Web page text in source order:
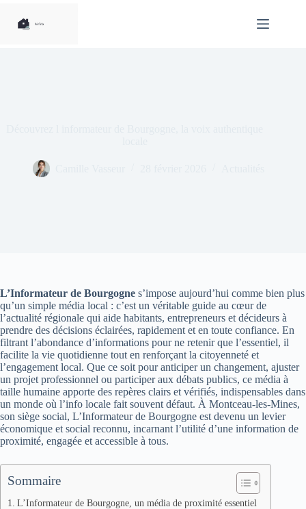
contenu
L’Informateur de Bourgogne s’impose aujourd’hui comme bien plus
qu’un simple média local : c’est un véritable guide au cœur de
l’actualité régionale qui aide habitants, entrepreneurs et décideurs à
prendre des décisions éclairées, rapidement et en toute confiance. En
filtrant l’abondance d’informations pour ne retenir que l’essentiel, il
facilite la vie quotidienne tout en renforçant la citoyenneté et
l’engagement local. Que ce soit pour anticiper un changement, ajuster
un projet professionnel ou participer aux débats publics, ce média à
taille humaine apporte des repères clairs et vérifiés, indispensables dans
un monde où l’info locale fait souvent défaut. À Montceau-les-Mines,
son siège social, L’Informateur de Bourgogne est devenu un levier
économique et social reconnu, incarnant l’utilité d’une information de
proximité, engagée et accessible à tous.
Sommaire
L’Informateur de Bourgogne, un média de proximité essentiel